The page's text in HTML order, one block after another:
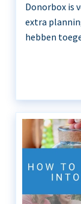
Donorbox is
extra
hebben